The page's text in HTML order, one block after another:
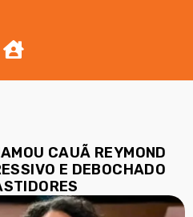
CAUÃ REYMOND
E DEBOCHADO